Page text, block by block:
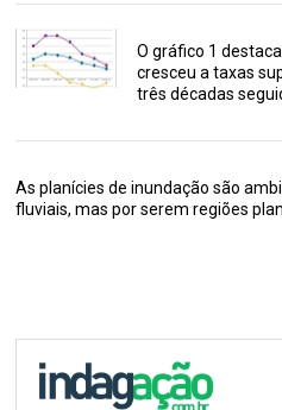
O gráfico 1
cresceu a taxas
três décadas
As planícies de inundação são
fluviais, mas por serem regiões